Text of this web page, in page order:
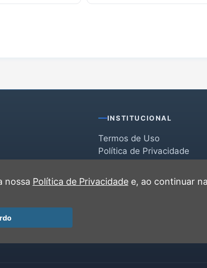
INSTITUCIONAL
Termos de Uso
Política de Privacidade
Contato
nossa Política de Privacidadee, ao continuar